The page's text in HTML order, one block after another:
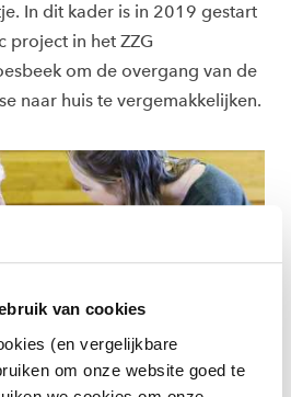
van cookies
(en vergelijkbare
om onze website goed te
In dit kader is in 2019 gestart
project in het ZZG
om de overgang van de
naar huis te vergemakkelijken.